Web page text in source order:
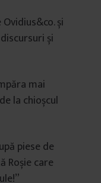
și
și
mai
la chioșcul
piese de
Roșie care